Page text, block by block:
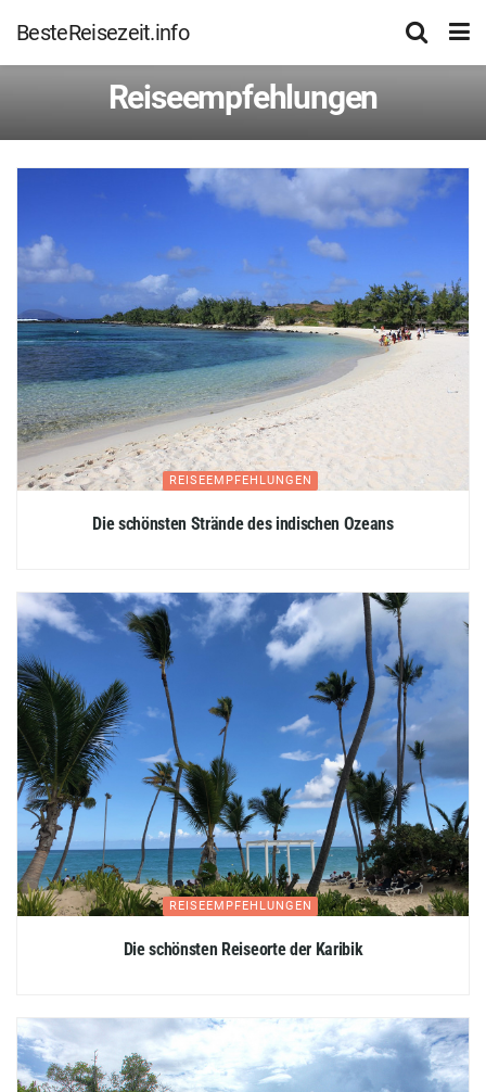
BesteReisezeit.info
Reiseempfehlungen
REISEEMPFEHLUNGEN
Die schönsten Strände des indischen Ozeans
REISEEMPFEHLUNGEN
Die schönsten Reiseorte der Karibik